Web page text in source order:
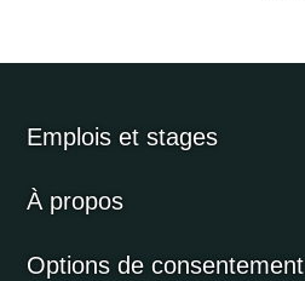
Emplois et stages
À propos
Options de consentement